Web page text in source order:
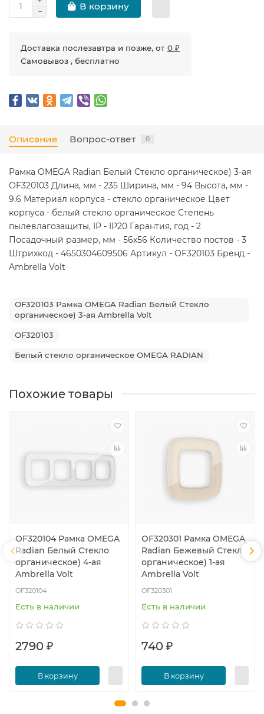
В корзину
Доставка послезавтра и позже, от 0 ₽
Самовывоз , бесплатно
Описание Вопрос-ответ 0
Рамка OMEGA Radian Белый Стекло органическое) 3-ая
OF320103 Длина, мм - 235 Ширина, мм - 94 Высота, мм -
9.6 Материал корпуса - стекло органическое Цвет
корпуса - белый стекло органическое Степень
пылевлагозащиты, IP - IP20 Гарантия, год - 2
Посадочный размер, мм - 56x56 Количество постов - 3
Штрихкод - 4650304609506 Артикул - OF320103 Бренд -
Ambrella Volt
OF320103 Рамка OMEGA Radian Белый Стекло
органическое) 3-ая Ambrella Volt
OF320103
Белый стекло органическое OMEGA RADIAN
Похожие товары
OF320104 Рамка OMEGA
Radian Белый Стекло
органическое) 4-ая
Ambrella Volt
OF320104
Есть в наличии
2790 ₽
В корзину
OF320301 Рамка OMEGA
Radian Бежевый Стекло
органическое) 1-ая
Ambrella Volt
OF320301
Есть в наличии
740 ₽
В корзину